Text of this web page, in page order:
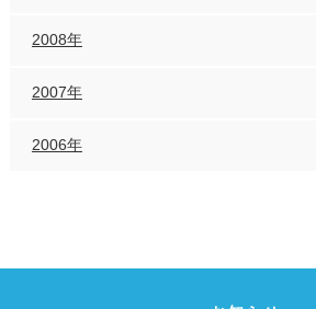
2008年
2007年
2006年